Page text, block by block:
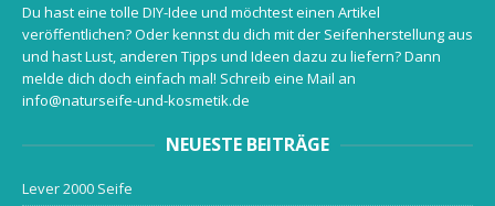
Du hast eine tolle DIY-Idee und möchtest einen Artikel
veröffentlichen? Oder kennst du dich mit der Seifenherstellung aus
und hast Lust, anderen Tipps und Ideen dazu zu liefern? Dann
melde dich doch einfach mal! Schreib eine Mail an
info@naturseife-und-kosmetik.de
NEUESTE BEITRÄGE
Lever 2000 Seife